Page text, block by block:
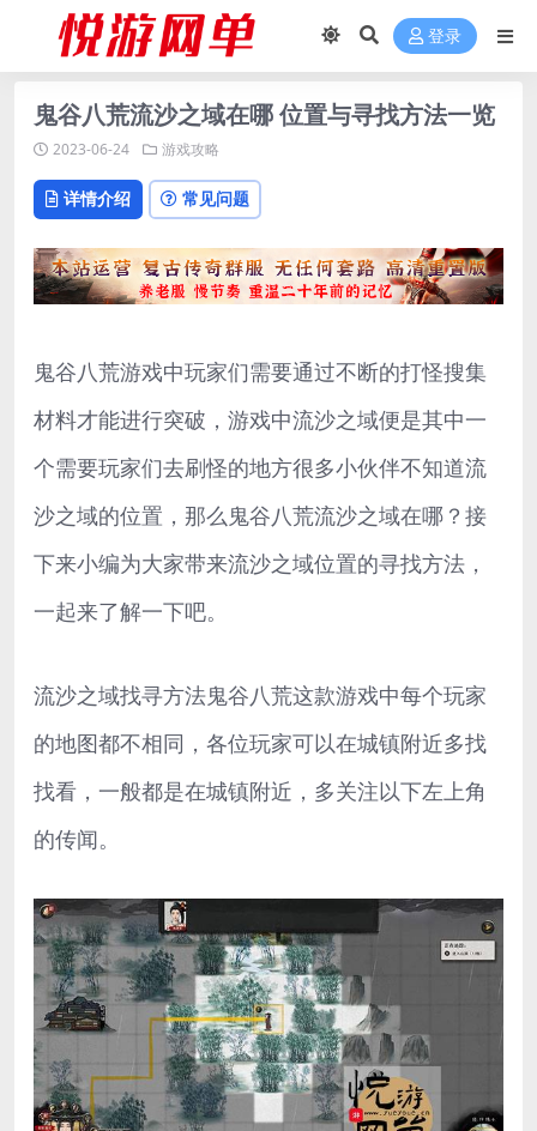
登录
鬼谷八荒流沙之域在哪 位置与寻找方法一览
2023-06-24 游戏攻略
详情介绍 常见问题
鬼谷八荒游戏中玩家们需要通过不断的打怪搜集
材料才能进行突破，游戏中流沙之域便是其中一
个需要玩家们去刷怪的地方很多小伙伴不知道流
沙之域的位置，那么鬼谷八荒流沙之域在哪？接
下来小编为大家带来流沙之域位置的寻找方法，
一起来了解一下吧。
流沙之域找寻方法鬼谷八荒这款游戏中每个玩家
的地图都不相同，各位玩家可以在城镇附近多找
找看，一般都是在城镇附近，多关注以下左上角
的传闻。